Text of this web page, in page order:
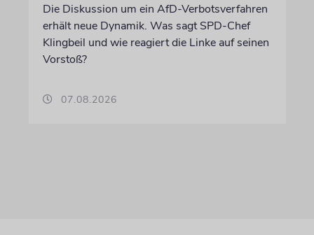
Die Diskussion um ein AfD-Verbotsverfahren
erhält neue Dynamik. Was sagt SPD-Chef
Klingbeil und wie reagiert die Linke auf seinen
Vorstoß?
07.08.2026